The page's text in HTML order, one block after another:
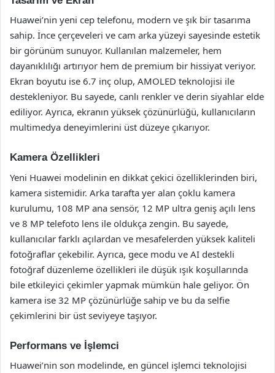
Huawei’nin yeni cep telefonu, modern ve şık bir tasarıma
sahip. İnce çerçeveleri ve cam arka yüzeyi sayesinde estetik
bir görünüm sunuyor. Kullanılan malzemeler, hem
dayanıklılığı artırıyor hem de premium bir hissiyat veriyor.
Ekran boyutu ise 6.7 inç olup, AMOLED teknolojisi ile
destekleniyor. Bu sayede, canlı renkler ve derin siyahlar elde
ediliyor. Ayrıca, ekranın yüksek çözünürlüğü, kullanıcıların
multimedya deneyimlerini üst düzeye çıkarıyor.
Kamera Özellikleri
Yeni Huawei modelinin en dikkat çekici özelliklerinden biri,
kamera sistemidir. Arka tarafta yer alan çoklu kamera
kurulumu, 108 MP ana sensör, 12 MP ultra geniş açılı lens
ve 8 MP telefoto lens ile oldukça zengin. Bu sayede,
kullanıcılar farklı açılardan ve mesafelerden yüksek kaliteli
fotoğraflar çekebilir. Ayrıca, gece modu ve AI destekli
fotoğraf düzenleme özellikleri ile düşük ışık koşullarında
bile etkileyici çekimler yapmak mümkün hale geliyor. Ön
kamera ise 32 MP çözünürlüğe sahip ve bu da selfie
çekimlerini bir üst seviyeye taşıyor.
Performans ve İşlemci
Huawei’nin son modelinde, en güncel işlemci teknolojisi